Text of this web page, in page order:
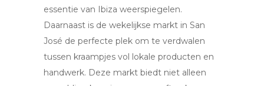
essentie van Ibiza weerspiegelen.
Daarnaast is de wekelijkse markt in San
José de perfecte plek om te verdwalen
tussen kraampjes vol lokale producten en
handwerk. Deze markt biedt niet alleen